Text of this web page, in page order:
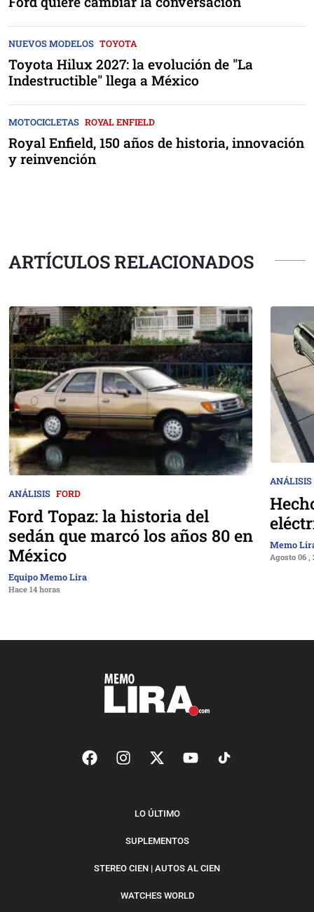
NUEVOS MODELOS TOYOTA
Toyota Hilux 2027: la evolución de "La
Indestructible" llega a México
MOTOCICLETAS ROYAL ENFIELD
Royal Enfield, 150 años de historia, innovación
y reinvención
ARTÍCULOS RELACIONADOS
ANÁLISIS FORD
Ford Topaz: la historia del
sedán que marcó los años 80 en
México
Equipo Memo Lira
Hace 14 horas
ANÁLISIS
Memo
Agosto 06 ,
LO ÚLTIMO
SUPLEMENTOS
STEREO CIEN | AUTOS AL CIEN
WATCHES WORLD